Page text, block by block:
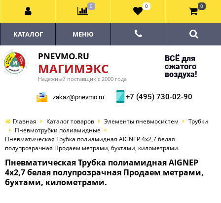
PNEVMO.RU
МАГИМЭКС
Надёжный поставщик с 2000 года
ВСЁ для
сжатого
воздуха!
zakaz@pnevmo.ru +7 (495) 730-02-90
КАТАЛОГ МЕНЮ
Главная Каталог товаров Элементы пневмосистем
Трубки
Пневмотрубки полиамидные
Пневматическая Трубка полиамидная AIGNEP 4х2,7 белая
полупрозрачная Продаем метрами, бухтами, километрами.
Пневматическая Трубка полиамидная AIGNEP
4х2,7 белая полупрозрачная Продаем метрами,
бухтами, километрами.
0 0 0